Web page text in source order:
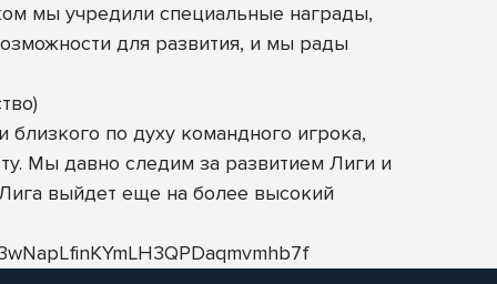
мы учредили специальные награды,
для развития, и мы рады
по духу командного игрока,
Мы давно следим за развитием Лиги и
выйдет еще на более высокий